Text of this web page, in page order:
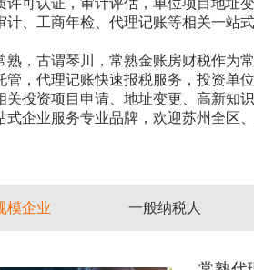
计、工商年检、代理记账等相关一站式
熟，古谓琴川，常熟金账房财税作为
管，代理记账快速报税服务，投资单
关投资项目申请、地址变更、高新知
式企业服务专业品牌，欢迎苏州全区
模企业 一般纳税人